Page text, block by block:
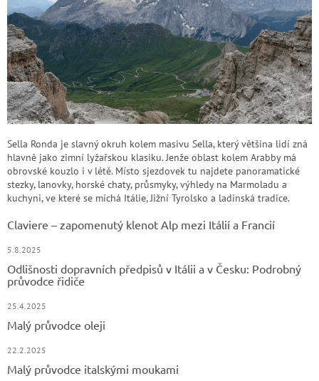
Sella Ronda je slavný okruh kolem masivu Sella, který většina lidí zná
hlavně jako zimní lyžařskou klasiku. Jenže oblast kolem Arabby má
obrovské kouzlo i v létě. Místo sjezdovek tu najdete panoramatické
stezky, lanovky, horské chaty, průsmyky, výhledy na Marmoladu a
kuchyni, ve které se míchá Itálie, Jižní Tyrolsko a ladinská tradice.
Claviere – zapomenutý klenot Alp mezi Itálií a Francií
5.8.2025
Odlišnosti dopravních předpisů v Itálii a v Česku: Podrobný
průvodce řidiče
25.4.2025
Malý průvodce oleji
22.2.2025
Malý průvodce italskými moukami